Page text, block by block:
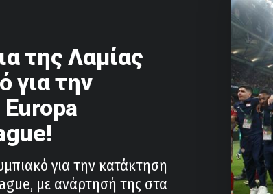
της Λαμίας
για την
για την κατάκτηση
με ανάρτησή της στα